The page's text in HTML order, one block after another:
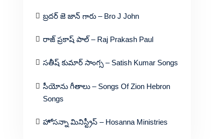
బ్రదర్ జె జాన్ గారు – Bro J John
రాజ్ ప్రకాష్ పాల్ – Raj Prakash Paul
సతీష్ కుమార్ సాంగ్స – Satish Kumar Songs
సీయోను గీతాలు – Songs Of Zion Hebron
Songs
హోసన్నా మినిస్ట్రీస్ – Hosanna Ministries